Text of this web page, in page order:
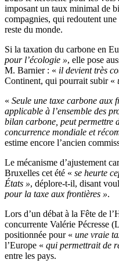
imposant un taux minimal de
compagnies, qui redoutent une
reste du monde.
Si la taxation du carbone en
pour l’écologie », elle pose
M. Barnier : « il devient très
Continent, qui pourrait subir «
« Seule une taxe carbone aux
applicable à l’ensemble des
bilan carbone, peut permettre
concurrence mondiale et
estime encore l’ancien
Le mécanisme d’ajustement
Bruxelles cet été « se heurte
États », déplore-t-il, disant
pour la taxe aux frontières ».
Lors d’un débat à la Fête de
concurrente Valérie Pécresse
positionnée pour « une vraie
l’Europe « qui permettrait de
entre les pays.